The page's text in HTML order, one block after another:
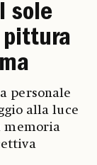
sole
pittura
personale
alla luce
memoria